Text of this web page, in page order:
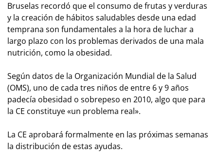
Bruselas recordó que el consumo de frutas y verduras
y la creación de hábitos saludables desde una edad
temprana son fundamentales a la hora de luchar a
largo plazo con los problemas derivados de una mala
nutrición, como la obesidad.
Según datos de la Organización Mundial de la Salud
(OMS), uno de cada tres niños de entre 6 y 9 años
padecía obesidad o sobrepeso en 2010, algo que para
la CE constituye «un problema real».
La CE aprobará formalmente en las próximas semanas
la distribución de estas ayudas.